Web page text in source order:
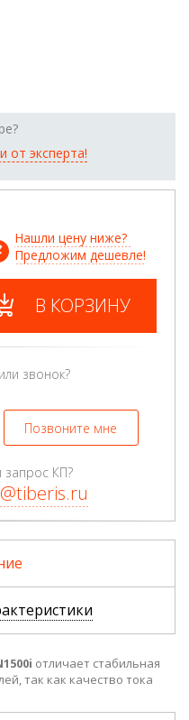
от эксперта!
Нашли цену ниже?
Предложим дешевле!
В КОРЗИНУ
звонок?
Позвоните мне
запрос КП?
отличает стабильная
так как качество тока